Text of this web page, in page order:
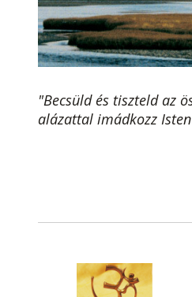
"Becsüld és tiszteld az
alázattal imádkozz